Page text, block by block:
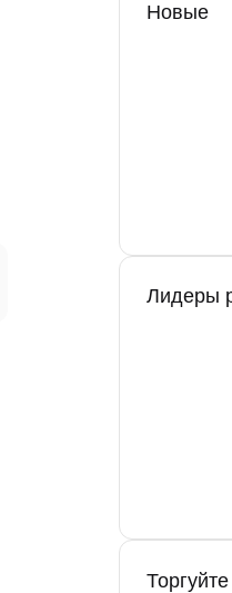
Новые
Лидеры